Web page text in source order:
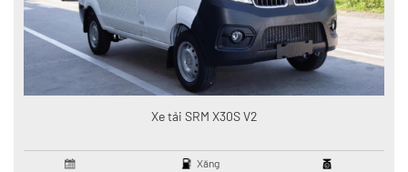
Xe tải SRM X30S V2
Xăng